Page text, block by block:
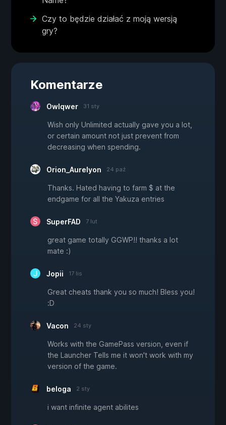
Czy to będzie działać z moją wersją
gry?
Komentarze
Owlqwer 31 sty
Wish only Unlimited actually gave you a lot,
or certain amount not just prevent from
decreasing when spending.
Orion_Aurelyon 24 paź
Thanks. Hated having to farm $ at the
endgame for all the Yakuza entries
SuperFAD 7 lut
great game totally GGWP!! thanks a lot
mate :)
Jopii 17 lis
Great cheats thank you so much! Bless you!
:D
Vacon 24 sty
Works with the GamePass version, even if
the Launcher Tells me it won't work with my
version of the game.
beloga 2 sty
i want infinite agent abilites